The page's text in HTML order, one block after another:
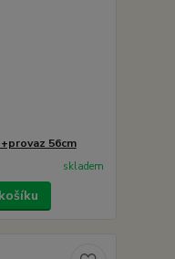
56cm
skladem